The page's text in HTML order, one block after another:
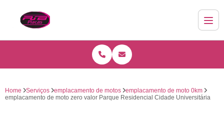
Home Serviços emplacamento de motos
emplacamento de moto 0km
emplacamento de moto zero valor Parque Residencial Cidade Universitária